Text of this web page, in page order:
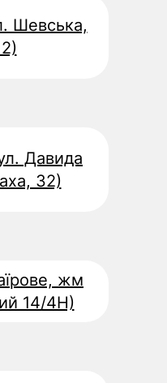
Шевська,
Давида
32)
жм
14/4Н)